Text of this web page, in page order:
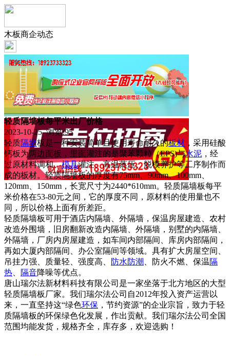
木板商企动态
轻质隔墙板每平米出厂价格
2023-10-25 浏览:95
轻质隔墙板是一种安装简单且使用寿命耐久的板材 ，采用硅酸
钙板为两边面板，里面灌注的是聚苯颗粒（EPS)与水泥 ，经
过原材料调和、模具灌注、高温蒸压、脱模养护等工序制作而
成的板材。轻质隔墙板的厚度有75mm、90mm、100mm、
120mm、150mm，长宽尺寸为2440*610mm。轻质隔墙板每平
米价格在53-80元之间，它的厚度不同，原材料的使用量也不
同，所以价格上面有所差距。
轻质隔墙板可用于酒店内隔墙、外隔墙，保温房屋建造、农村
改造外围墙，旧房翻新改造内隔墙、外隔墙，别墅的内隔墙、
外隔墙，厂房内房屋建造，如车间内部隔间、库房内部隔间，
再如大厦内部隔间、办公室隔间等领域。具有扩大房屋空间、
吊挂力强、质量轻、强度高、
防水防潮 、防火不燃、保温隔
热
隔音降噪等优点。
唐山瑞尔法新材料科技有限公司是一家坐落于北方地区的大型
轻质隔墙板厂家。我们瑞尔法公司自2012年投入资产运营以
来，一直坚持这“绿色环保 ，节约资源”的企业宗旨，致力于轻
质隔墙板的环保绿色化发展，作出贡献。我们瑞尔法公司全国
范围均能发货，规格齐全，库存多，欢迎选购！